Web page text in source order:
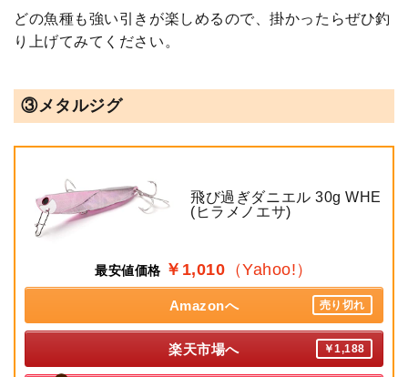
どの魚種も強い引きが楽しめるので、掛かったらぜひ釣
り上げてみてください。
③メタルジグ
飛び過ぎダニエル 30g WHE
(ヒラメノエサ)
最安値価格 ￥1,010 （Yahoo!）
Amazonへ 売り切れ
楽天市場へ ￥1,188